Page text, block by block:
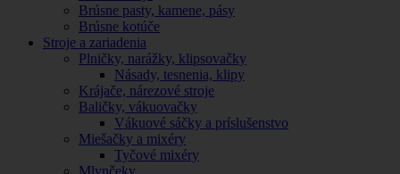
Brúsne pasty, kamene, pásy
Brúsne kotúče
Stroje a zariadenia
Plničky, narážky, klipsovačky
Násady, tesnenia, klipy
Krájače, nárezové stroje
Baličky, vákuovačky
Vákuové sáčky a príslušenstvo
Miešačky a mixéry
Tyčové mixéry